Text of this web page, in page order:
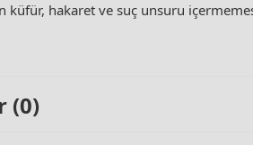
küfür, hakaret ve suç unsuru
(0)